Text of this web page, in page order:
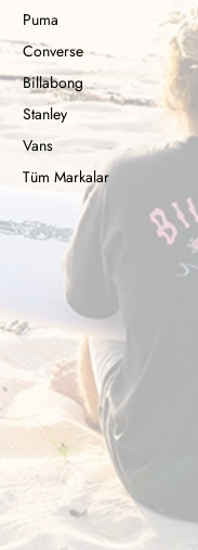
Puma
Converse
Billabong
Stanley
Vans
Tüm Markalar